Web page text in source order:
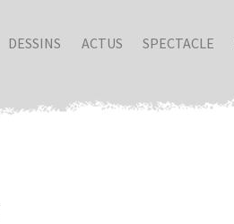
DESSINS ACTUS SPECTACLE